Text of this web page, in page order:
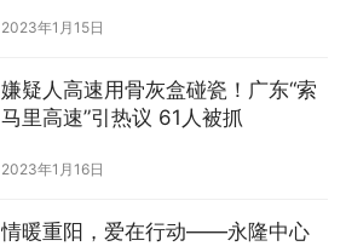
2023年1月15日
嫌疑人高速用骨灰盒碰瓷！广东“索
马里高速”引热议 61人被抓
2023年1月16日
情暖重阳，爱在行动——永隆中心